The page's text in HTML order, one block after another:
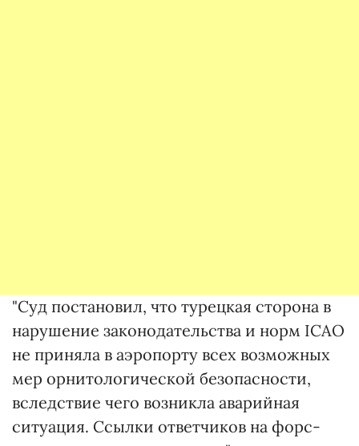
"Суд постановил, что турецкая сторона в
нарушение законодательства и норм ICAO
не приняла в аэропорту всех возможных
мер орнитологической безопасности,
вследствие чего возникла аварийная
ситуация. Ссылки ответчиков на форс-